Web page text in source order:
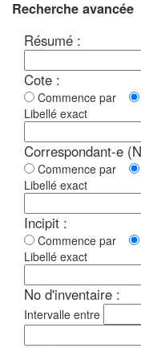
Recherche avancée
Résumé :
Cote :
Commence par
Libellé exact
Correspondant-e
Commence par
Libellé exact
Incipit :
Commence par
Libellé exact
No d'inventaire :
Intervalle entre